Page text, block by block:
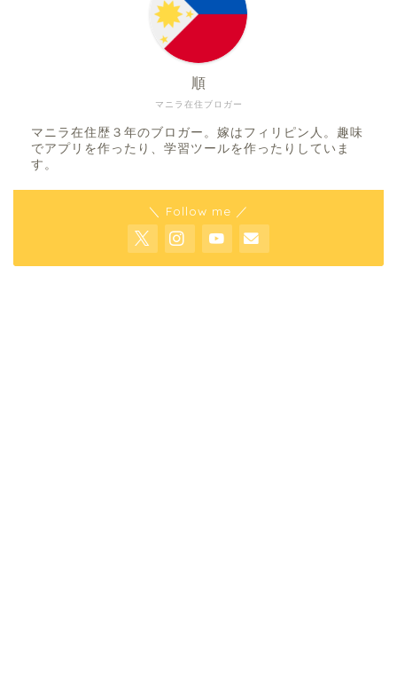
マニラ在住ブロガー
順
マニラ在住歴３年のブロガー。嫁はフィリピン人。趣味
でアプリを作ったり、学習ツールを作ったりしていま
す。
＼ Follow me ／